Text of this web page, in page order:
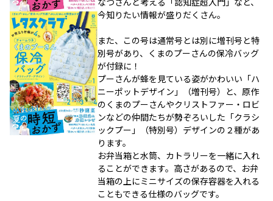
今知りたい情報が盛りだくさん。
また、この号は通常号とは別に増刊号と特
別号があり、くまのプーさんの保冷バッグ
が付録に！
プーさんが蜂を見ている姿がかわいい「ハ
ニーポットデザイン」（増刊号）と、原作
のくまのプーさんやクリストファー・ロビ
ンなどの仲間たちが勢ぞろいした「クラシ
ックプー」（特別号）デザインの２種があ
ります。
お弁当箱と水筒、カトラリーを一緒に入れ
ることができます。高さがあるので、お弁
当箱の上にミニサイズの保存容器を入れる
こともできる仕様のバッグです。